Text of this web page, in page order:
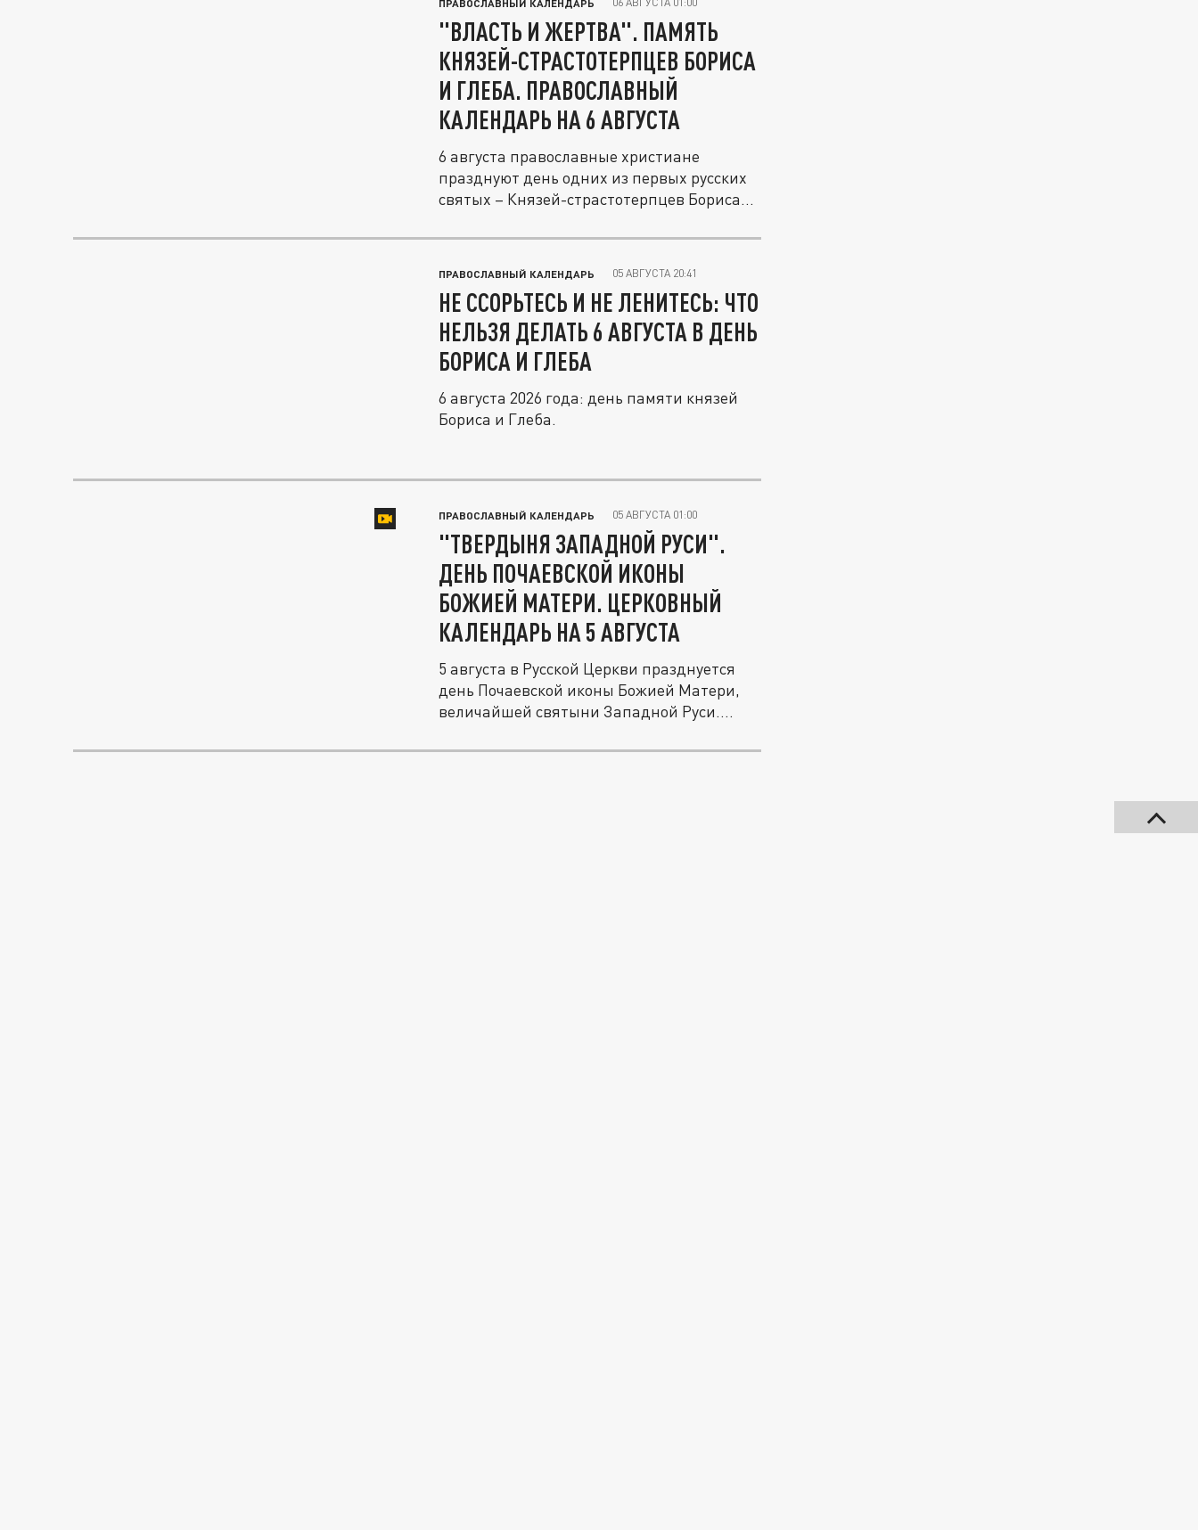
ПРАВОСЛАВНЫЙ КАЛЕНДАРЬ
"ВЛАСТЬ И ЖЕРТВА". ПАМЯТЬ
КНЯЗЕЙ-СТРАСТОТЕРПЦЕВ БОРИСА
И ГЛЕБА. ПРАВОСЛАВНЫЙ
КАЛЕНДАРЬ НА 6 АВГУСТА
6 августа православные христиане
празднуют день одних из первых русских
святых – Князей-страстотерпцев Бориса...
ПРАВОСЛАВНЫЙ КАЛЕНДАРЬ 05 АВГУСТА 20:41
НЕ ССОРЬТЕСЬ И НЕ ЛЕНИТЕСЬ: ЧТО
НЕЛЬЗЯ ДЕЛАТЬ 6 АВГУСТА В ДЕНЬ
БОРИСА И ГЛЕБА
6 августа 2026 года: день памяти князей
Бориса и Глеба.
ПРАВОСЛАВНЫЙ КАЛЕНДАРЬ 05 АВГУСТА 01:00
"ТВЕРДЫНЯ ЗАПАДНОЙ РУСИ".
ДЕНЬ ПОЧАЕВСКОЙ ИКОНЫ
БОЖИЕЙ МАТЕРИ. ЦЕРКОВНЫЙ
КАЛЕНДАРЬ НА 5 АВГУСТА
5 августа в Русской Церкви празднуется
день Почаевской иконы Божией Матери,
величайшей святыни Западной Руси....